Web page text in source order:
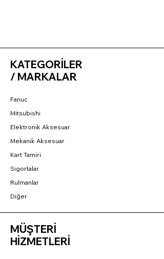
KATEGORİLER
/ MARKALAR
Fanuc
Mitsubishi
Elektronik Aksesuar
Mekanik Aksesuar
Kart Tamiri
Sigortalar
Rulmanlar
Diğer
MÜŞTERİ
HİZMETLERİ